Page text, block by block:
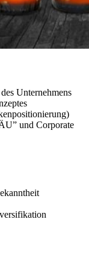
Unternehmens
und Corporate